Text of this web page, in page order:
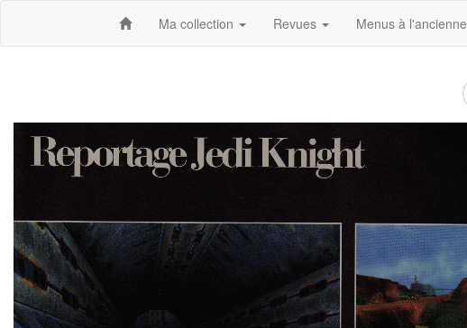
Ma collection Revues Menus à l'ancienne